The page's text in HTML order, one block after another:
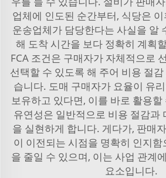
업체에 인도된 순간부터, 식당은
운송업체가 담당한다는 사실을 알
해 도착 시간을 보다 정확히 계획
FCA 조건은 구매자가 자체적으로
선택할 수 있도록 해 주어 비용 절
습니다. 도매 구매자가 요율이 유
보유하고 있다면, 이를 바로 활용
유연성은 일반적으로 비용 절감과
을 실현하게 합니다. 게다가, 판매
이 이전되는 시점을 명확히 인지
을 줄일 수 있으며, 이는 사업 관계
요소입니다.